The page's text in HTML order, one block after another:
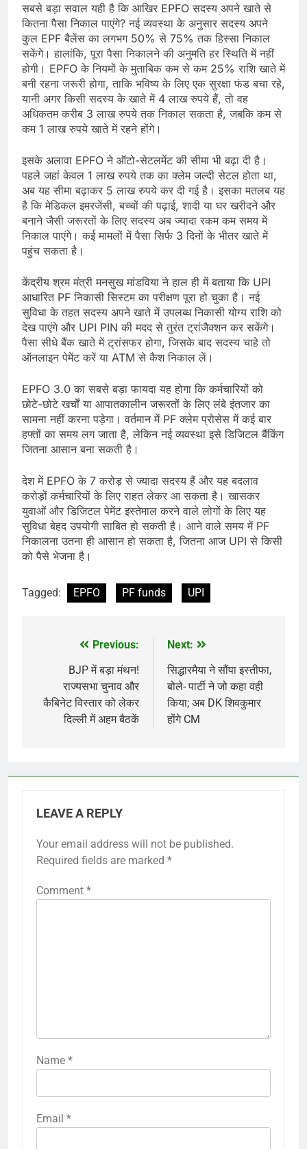
सबसे बड़ा सवाल यही है कि आखिर EPFO सदस्य अपने खाते से
कितना पैसा निकाल पाएंगे? नई व्यवस्था के अनुसार सदस्य अपने
कुल EPF बैलेंस का लगभग 50% से 75% तक हिस्सा निकाल
सकेंगे। हालांकि, पूरा पैसा निकालने की अनुमति हर स्थिति में नहीं
होगी। EPFO के नियमों के मुताबिक कम से कम 25% राशि खाते में
बनी रहना जरूरी होगा, ताकि भविष्य के लिए एक सुरक्षा फंड बचा रहे,
यानी अगर किसी सदस्य के खाते में 4 लाख रुपये हैं, तो वह
अधिकतम करीब 3 लाख रुपये तक निकाल सकता है, जबकि कम से
कम 1 लाख रुपये खाते में रहने होंगे।
इसके अलावा EPFO ने ऑटो-सेटलमेंट की सीमा भी बढ़ा दी है।
पहले जहां केवल 1 लाख रुपये तक का क्लेम जल्दी सेटल होता था,
अब यह सीमा बढ़ाकर 5 लाख रुपये कर दी गई है। इसका मतलब यह
है कि मेडिकल इमरजेंसी, बच्चों की पढ़ाई, शादी या घर खरीदने और
बनाने जैसी जरूरतों के लिए सदस्य अब ज्यादा रकम कम समय में
निकाल पाएंगे। कई मामलों में पैसा सिर्फ 3 दिनों के भीतर खाते में
पहुंच सकता है।
केंद्रीय श्रम मंत्री मनसुख मांडविया ने हाल ही में बताया कि UPI
आधारित PF निकासी सिस्टम का परीक्षण पूरा हो चुका है। नई
सुविधा के तहत सदस्य अपने खाते में उपलब्ध निकासी योग्य राशि को
देख पाएंगे और UPI PIN की मदद से तुरंत ट्रांजैक्शन कर सकेंगे।
पैसा सीधे बैंक खाते में ट्रांसफर होगा, जिसके बाद सदस्य चाहे तो
ऑनलाइन पेमेंट करें या ATM से कैश निकाल लें।
EPFO 3.0 का सबसे बड़ा फायदा यह होगा कि कर्मचारियों को
छोटे-छोटे खर्चों या आपातकालीन जरूरतों के लिए लंबे इंतजार का
सामना नहीं करना पड़ेगा। वर्तमान में PF क्लेम प्रोसेस में कई बार
हफ्तों का समय लग जाता है, लेकिन नई व्यवस्था इसे डिजिटल बैंकिंग
जितना आसान बना सकती है।
देश में EPFO के 7 करोड़ से ज्यादा सदस्य हैं और यह बदलाव
करोड़ों कर्मचारियों के लिए राहत लेकर आ सकता है। खासकर
युवाओं और डिजिटल पेमेंट इस्तेमाल करने वाले लोगों के लिए यह
सुविधा बेहद उपयोगी साबित हो सकती है। आने वाले समय में PF
निकालना उतना ही आसान हो सकता है, जितना आज UPI से किसी
को पैसे भेजना है।
Tagged: EPFO PF funds UPI
navigation
Previous:
BJP में बड़ा मंथन!
राज्यसभा चुनाव और
कैबिनेट विस्तार को लेकर
दिल्ली में अहम बैठकें
Next:
सिद्धारमैया ने सौंपा इस्तीफा,
बोले- पार्टी ने जो कहा वही
किया; अब DK शिवकुमार
होंगे CM
LEAVE A REPLY
Your email address will not be published.
Required fields are marked *
Comment *
Name *
Email *